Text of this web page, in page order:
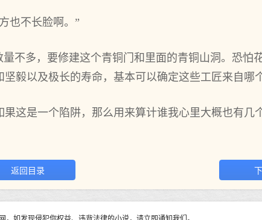
也不长脸啊。”
不多，要修建这个青铜门和里面的青铜山洞。恐怕
毅以及极长的寿命，基本可以确定这些工匠来自哪
这是一个陷阱，那么用来算计谁我心里大概也有几
返回目录
如发现侵犯你权益、违背法律的小说，请立即通知我们。